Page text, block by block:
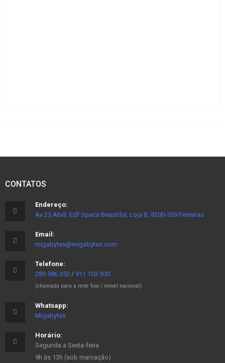
CONTATOS
Endereço:
Av 25 Abril, Edf Space Beautiful, Loja B, 8200-559 Ferreiras
Email:
migabytes@migabytes.com
Telefone:
289 586 350 / 911 103 300
(chamada para a rede fixa / móvel nacional)
Whatsapp:
Migabytes
Horário:
Segunda a Sexta-feira
9h às 13h (sob marcação)